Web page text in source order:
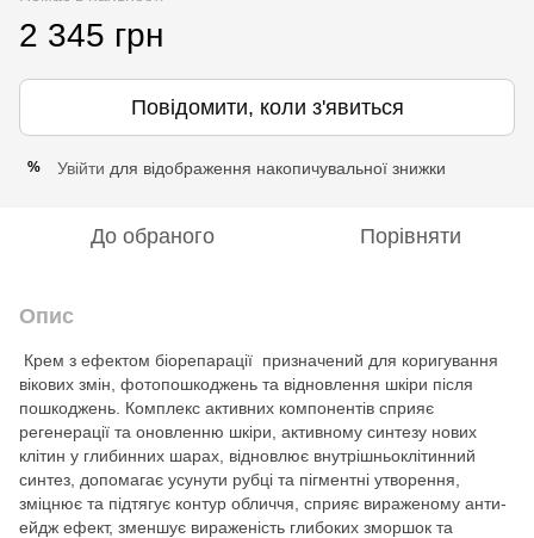
2 345 грн
Повідомити, коли з'явиться
% Увійти для відображення накопичувальної знижки
До обраного Порівняти
Опис
Крем з ефектом біорепарації призначений для коригування
вікових змін, фотопошкоджень та відновлення шкіри після
пошкоджень. Комплекс активних компонентів сприяє
регенерації та оновленню шкіри, активному синтезу нових
клітин у глибинних шарах, відновлює внутрішньоклітинний
синтез, допомагає усунути рубці та пігментні утворення,
зміцнює та підтягує контур обличчя, сприяє вираженому анти-
ейдж ефект, зменшує вираженість глибоких зморшок та